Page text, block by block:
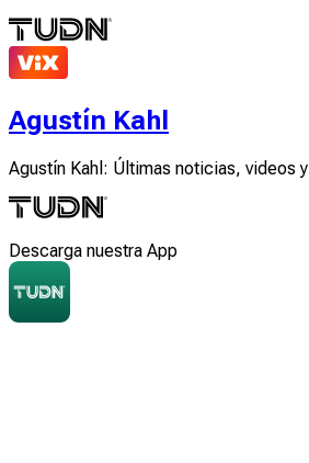
Agustín Kahl
Agustín Kahl: Últimas noticias, videos
Descarga nuestra App